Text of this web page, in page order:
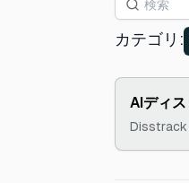
カテゴリ :
AIディ
Disstrack